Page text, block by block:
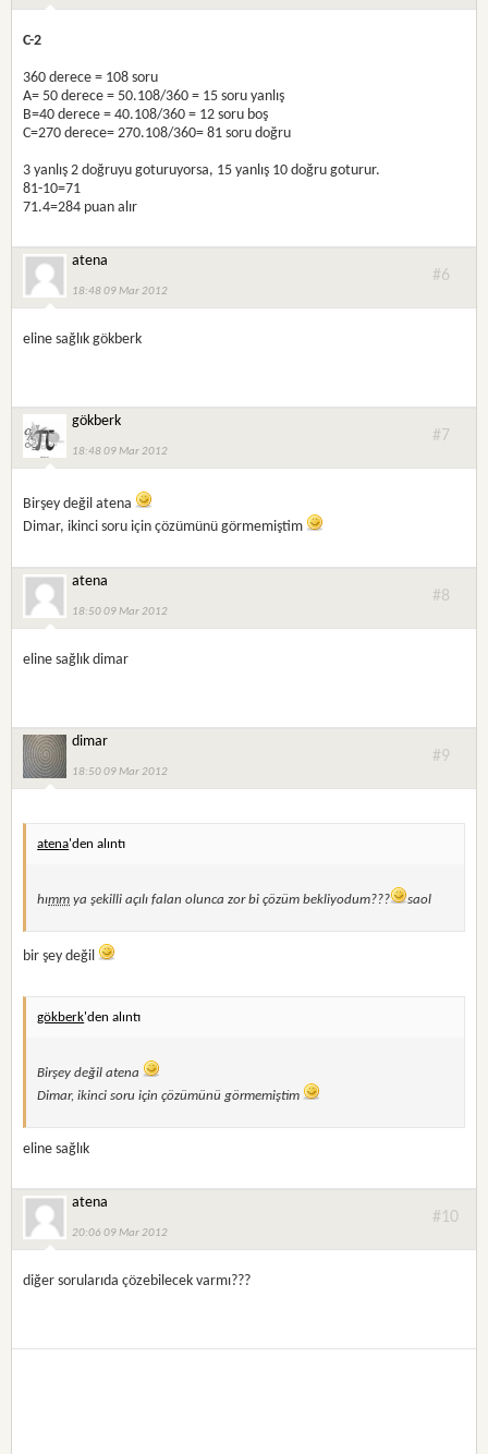
C-2
360 derece = 108 soru
A= 50 derece = 50.108/360 = 15 soru yanlış
B=40 derece = 40.108/360 = 12 soru boş
C=270 derece= 270.108/360= 81 soru doğru
3 yanlış 2 doğruyu goturuyorsa, 15 yanlış 10 doğru goturur.
81-10=71
71.4=284 puan alır
atena
18:48 09 Mar 2012
#6
eline sağlık gökberk
gökberk
18:48 09 Mar 2012
#7
Birşey değil atena
Dimar, ikinci soru için çözümünü görmemiştim
atena
18:50 09 Mar 2012
#8
eline sağlık dimar
dimar
18:50 09 Mar 2012
#9
atena'den alıntı
hımm ya şekilli açılı falan olunca zor bi çözüm bekliyodum??? saol
bir şey değil
gökberk'den alıntı
Birşey değil atena
Dimar, ikinci soru için çözümünü görmemiştim
eline sağlık
atena
20:06 09 Mar 2012
#10
diğer sorularıda çözebilecek varmı???